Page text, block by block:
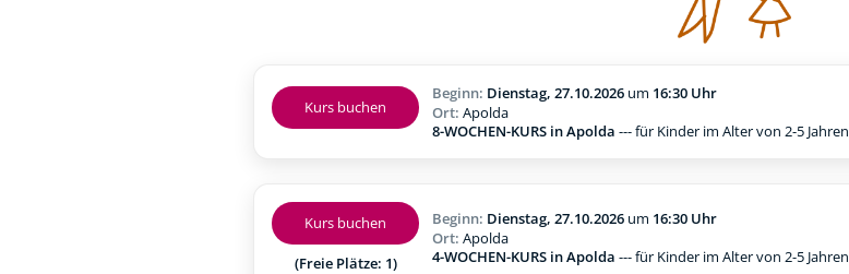
Kurs buchen
Beginn: Dienstag, 27.10.2026 um 16:30 Uhr
Ort: Apolda
8-WOCHEN-KURS in Apolda --- für Kinder im Alter von 2-5 Jahren
Kurs buchen
(Freie Plätze: 1)
Beginn: Dienstag, 27.10.2026 um 16:30 Uhr
Ort: Apolda
4-WOCHEN-KURS in Apolda --- für Kinder im Alter von 2-5 Jahren